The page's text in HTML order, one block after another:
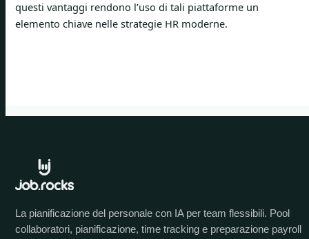
questi vantaggi rendono l’uso di tali piattaforme un
elemento chiave nelle strategie HR moderne.
La pianificazione del personale con IA per team flessibili. Pool
collaboratori, pianificazione, time tracking e preparazione payroll